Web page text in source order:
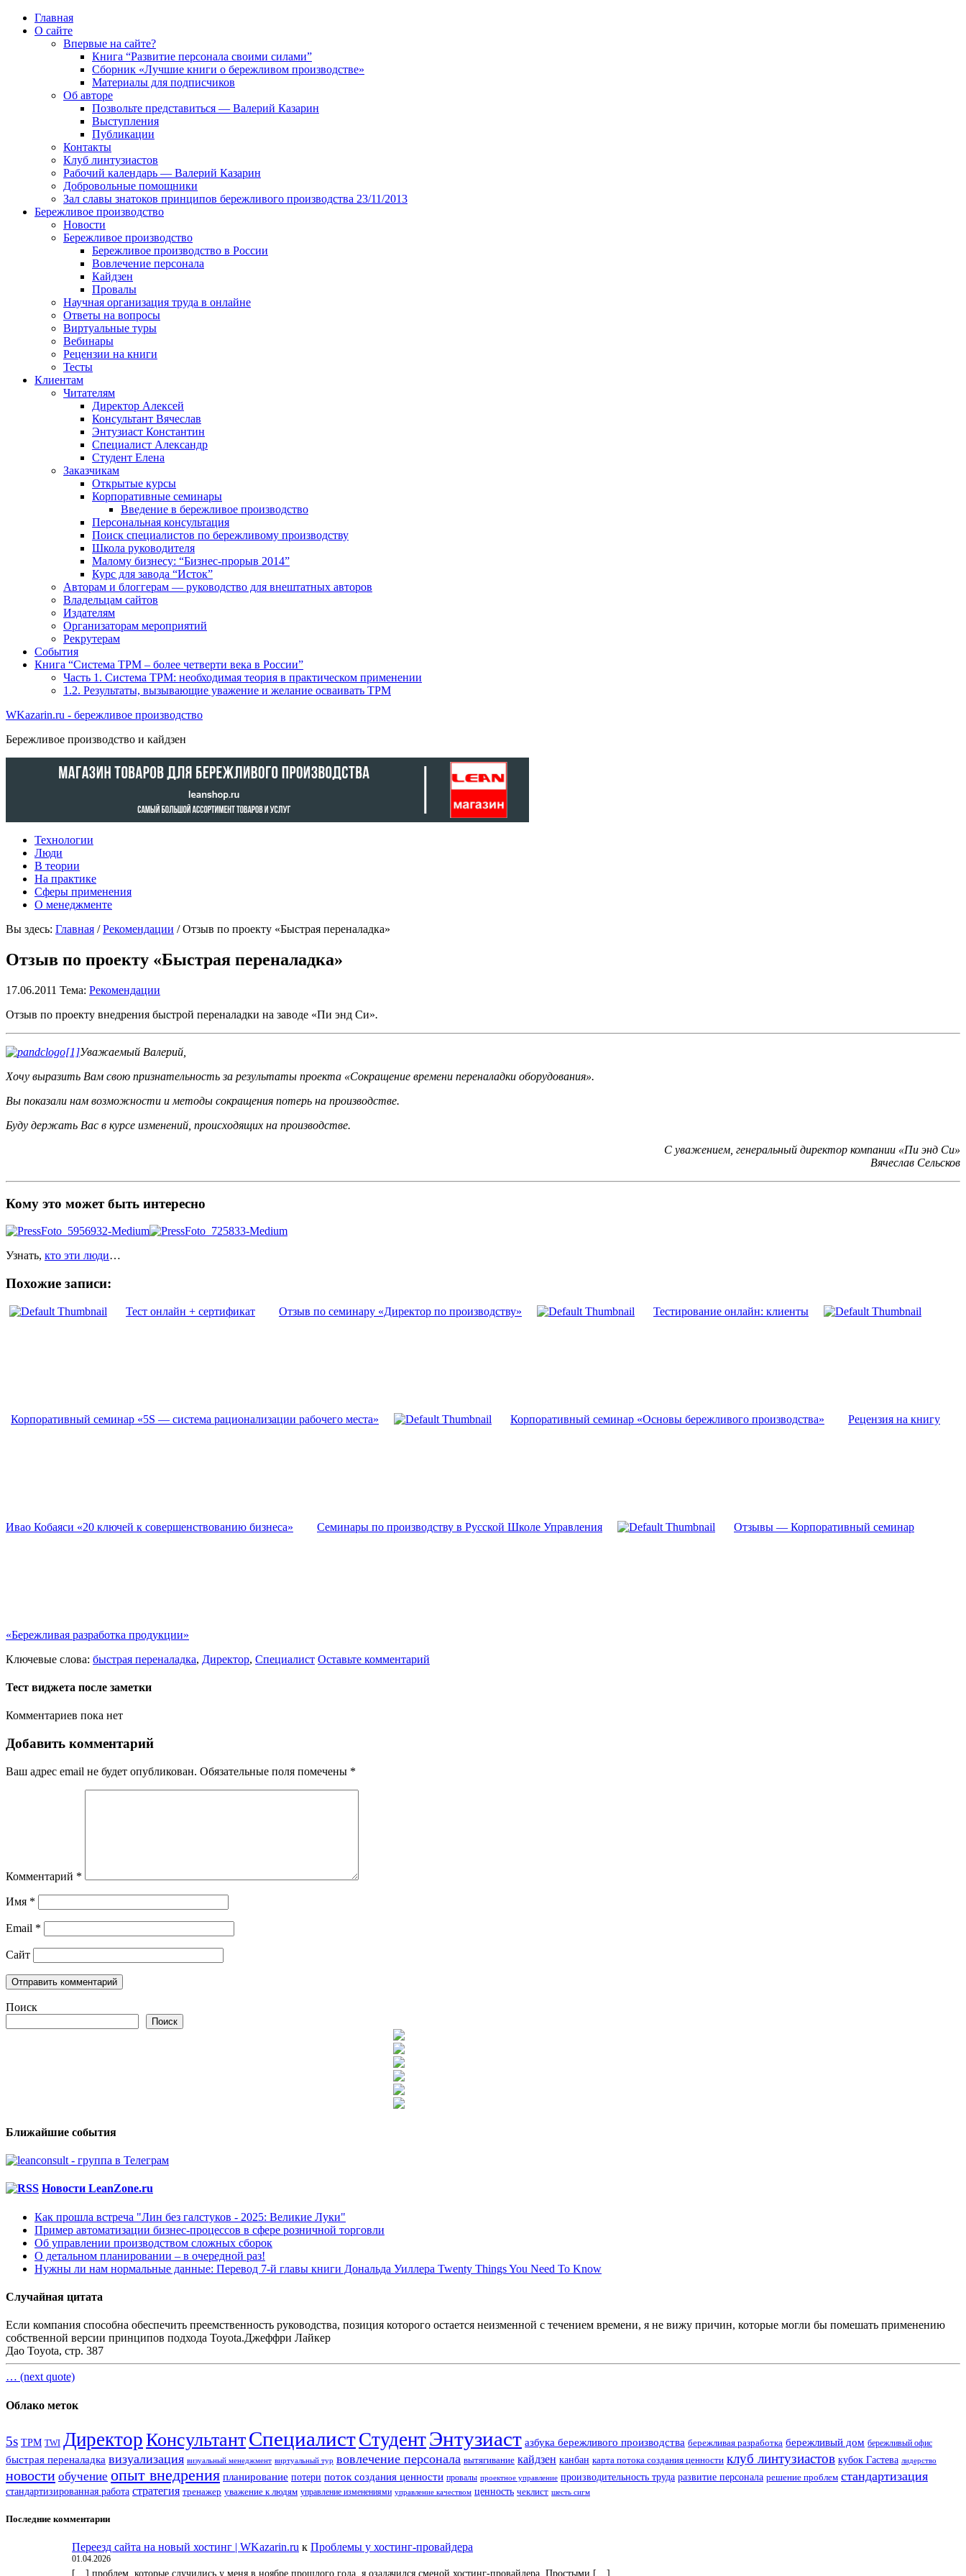
Главная
О сайте
Впервые на сайте?
Книга “Развитие персонала своими силами”
Сборник «Лучшие книги о бережливом производстве»
Материалы для подписчиков
Об авторе
Позвольте представиться — Валерий Казарин
Выступления
Публикации
Контакты
Клуб линтузиастов
Рабочий календарь — Валерий Казарин
Добровольные помощники
Зал славы знатоков принципов бережливого производства 23/11/2013
Бережливое производство
Новости
Бережливое производство
Бережливое производство в России
Вовлечение персонала
Кайдзен
Провалы
Научная организация труда в онлайне
Ответы на вопросы
Виртуальные туры
Вебинары
Рецензии на книги
Тесты
Клиентам
Читателям
Директор Алексей
Консультант Вячеслав
Энтузиаст Константин
Специалист Александр
Студент Елена
Заказчикам
Открытые курсы
Корпоративные семинары
Введение в бережливое производство
Персональная консультация
Поиск специалистов по бережливому производству
Школа руководителя
Малому бизнесу: “Бизнес-прорыв 2014”
Курс для завода “Исток”
Авторам и блоггерам — руководство для внештатных авторов
Владельцам сайтов
Издателям
Организаторам мероприятий
Рекрутерам
События
Книга “Система TPM – более четверти века в России”
Часть 1. Система ТРМ: необходимая теория в практическом применении
1.2. Результаты, вызывающие уважение и желание осваивать TPM
WKazarin.ru - бережливое производство
Бережливое производство и кайдзен
Технологии
Люди
В теории
На практике
Сферы применения
О менеджменте
Вы здесь: Главная /Рекомендации / Отзыв по проекту «Быстрая переналадка»
Отзыв по проекту «Быстрая переналадка»
17.06.2011 Тема: Рекомендации
Отзыв по проекту внедрения быстрой переналадки на заводе «Пи энд Си».
Уважаемый Валерий,
Хочу выразить Вам свою признательность за результаты проекта «Сокращение времени переналадки оборудования».
Вы показали нам возможности и методы сокращения потерь на производстве.
Буду держать Вас в курсе изменений, происходящих на производстве.
С уважением, генеральный директор компании «Пи энд Си»
Вячеслав Сельсков
Кому это может быть интересно
Узнать, кто эти люди…
Похожие записи:
Тест онлайн + сертификат Отзыв по семинару «Директор по производству» Тестирование онлайн: клиенты
Корпоративный семинар «5S — система рационализации рабочего места» Корпоративный семинар «Основы бережливого производства» Рецензия на книгу
Ивао Кобаяси «20 ключей к совершенствованию бизнеса» Семинары по производству в Русской Школе Управления Отзывы — Корпоративный семинар
«Бережливая разработка продукции»
Ключевые слова: быстрая переналадка, Директор, Специалист Оставьте комментарий
Тест виджета после заметки
Комментариев пока нет
Добавить комментарий
Ваш адрес email не будет опубликован. Обязательные поля помечены *
Комментарий *
Имя *
Email *
Сайт
Поиск
Поиск
Ближайшие события
Новости LeanZone.ru
Как прошла встреча "Лин без галстуков - 2025: Великие Луки"
Пример автоматизации бизнес-процессов в сфере розничной торговли
Об управлении производством сложных сборок
О детальном планировании – в очередной раз!
Нужны ли нам нормальные данные: Перевод 7-й главы книги Дональда Уиллера Twenty Things You Need To Know
Случайная цитата
Если компания способна обеспечить преемственность руководства, позиция которого остается неизменной с течением времени, я не вижу причин, которые могли бы помешать применению
собственной версии принципов подхода Toyota.Джеффри Лайкер
Дао Toyota, стр. 387
… (next quote)
Облако меток
5s TPM TWI ДиректорКонсультантСпециалистСтудентЭнтузиаст азбука бережливого производства бережливая разработка бережливый дом бережливый офис
быстрая переналадка визуализация визуальный менеджмент виртуальный тур вовлечение персонала вытягивание кайдзен канбан карта потока создания ценности клуб линтузиастов кубок Гастева лидерство
новости обучение опыт внедрения планирование потери поток создания ценности провалы проектное управление производительность труда развитие персонала решение проблем стандартизация
стандартизированная работа стратегия тренажер уважение к людям управление изменениями управление качеством ценность чеклист шесть сигм
Последние комментарии
Переезд сайта на новый хостинг | WKazarin.ru к Проблемы у хостинг-провайдера
01.04.2026
[…] проблем, которые случились у меня в ноябре прошлого года, я озадачился сменой хостинг-провайдера. Простыми […]